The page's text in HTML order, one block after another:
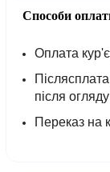
Способи
Оплата
після
Переказ на